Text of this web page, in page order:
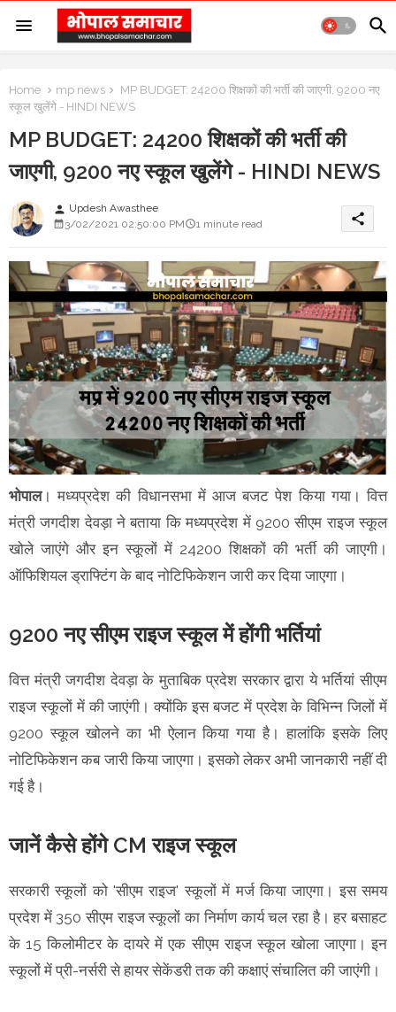
Home mp news
MP BUDGET: 24200 शिक्षकों की भर्ती की जाएगी, 9200 नए
स्कूल खुलेंगे - HINDI NEWS
MP BUDGET: 24200 शिक्षकों की भर्ती की
जाएगी, 9200 नए स्कूल खुलेंगे - HINDI NEWS
person Updesh Awasthee
3/02/2021 02:50:00 PM
1 minute read share
भोपाल। मध्यप्रदेश की विधानसभा में आज बजट पेश किया गया। वित्त
मंत्री जगदीश देवड़ा ने बताया कि मध्यप्रदेश में 9200 सीएम राइज स्कूल
खोले जाएंगे और इन स्कूलों में 24200 शिक्षकों की भर्ती की जाएगी।
ऑफिशियल ड्राफ्टिंग के बाद नोटिफिकेशन जारी कर दिया जाएगा।
9200 नए सीएम राइज स्कूल में होंगी भर्तियां
वित्त मंत्री जगदीश देवड़ा के मुताबिक प्रदेश सरकार द्वारा ये भर्तियां सीएम
राइज स्कूलों में की जाएंगी। क्योंकि इस बजट में प्रदेश के विभिन्न जिलों में
9200 स्कूल खोलने का भी ऐलान किया गया है। हालांकि इसके लिए
नोटिफिकेशन कब जारी किया जाएगा। इसको लेकर अभी जानकारी नहीं दी
गई है।
जानें कैसे होंगे CM राइज स्कूल
सरकारी स्कूलों को 'सीएम राइज' स्कूलों में मर्ज किया जाएगा। इस समय
प्रदेश में 350 सीएम राइज स्कूलों का निर्माण कार्य चल रहा है। हर बसाहट
के 15 किलोमीटर के दायरे में एक सीएम राइज स्कूल खोला जाएगा। इन
स्कूलों में प्री-नर्सरी से हायर सेकेंडरी तक की कक्षाएं संचालित की जाएंगी।